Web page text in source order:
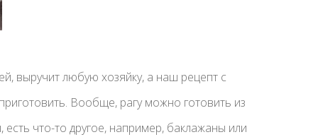
выручит любую хозяйку, а наш рецепт с
Вообще, рагу можно готовить из
что-то другое, например, баклажаны или